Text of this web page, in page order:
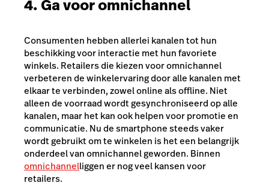
4. Ga voor omnichannel
Consumenten hebben allerlei kanalen tot hun
beschikking voor interactie met hun favoriete
winkels. Retailers die kiezen voor omnichannel
verbeteren de winkelervaring door alle kanalen met
elkaar te verbinden, zowel online als offline. Niet
alleen de voorraad wordt gesynchroniseerd op alle
kanalen, maar het kan ook helpen voor promotie en
communicatie. Nu de smartphone steeds vaker
wordt gebruikt om te winkelen is het een belangrijk
onderdeel van omnichannel geworden. Binnen
omnichannelliggen er nog veel kansen voor
retailers.